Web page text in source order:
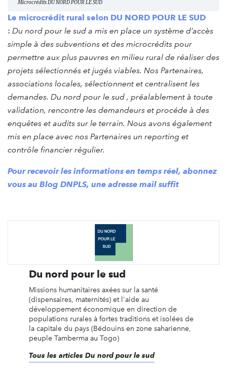
Microcrédits DU NORD POUR LE SUD
Le microcrédit rural selon DU NORD POUR LE SUD
: Du nord pour le sud a mis en place un système d’accès
simple à des subventions et des microcrédits pour
permettre aux plus pauvres en milieu rural de réaliser des
projets sélectionnés et jugés viables. Nos Partenaires,
associations locales, sélectionnent et centralisent les
demandes. Du nord pour le sud , préalablement à toute
validation, rencontre les demandeurs et procéde à des
enquêtes et audits sur le terrain. Nous avons également
mis en place avec nos Partenaires un reporting et
contrôle financier régulier.
Pour recevoir les informations en temps réel, abonnez
vous au Blog DNPLS, une adresse mail suffit
Du nord pour le sud
Missions humanitaires axées sur la santé
(dispensaires, maternités) et l'aide au
développement économique en direction de
populations rurales à fortes traditions et isolées de
la capitale du pays (Bédouins en zone saharienne,
peuple Tamberma au Togo)
Tous les articles Du nord pour le sud